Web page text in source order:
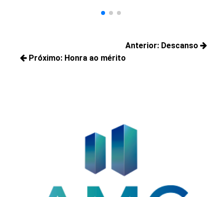
de
Anterior: Descanso
Próximo: Honra ao mérito